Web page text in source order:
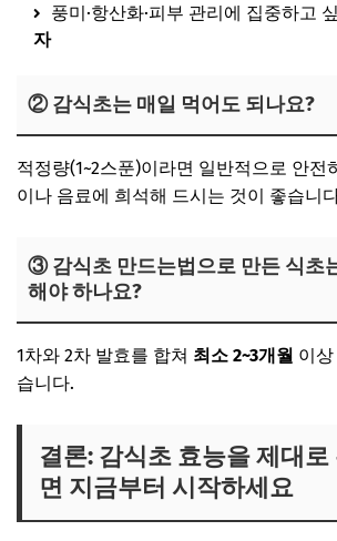
풍미·항산화·피부 관리에 집중하고
자
② 감식초는 매일 먹어도 되나요?
적정량(1~2스푼)이라면 일반적으로 안전
이나 음료에 희석해 드시는 것이 좋습니
③ 감식초 만드는법으로 만든 식초
해야 하나요?
1차와 2차 발효를 합쳐 최소 2~3개월 이
습니다.
결론: 감식초 효능을 제대
면 지금부터 시작하세요